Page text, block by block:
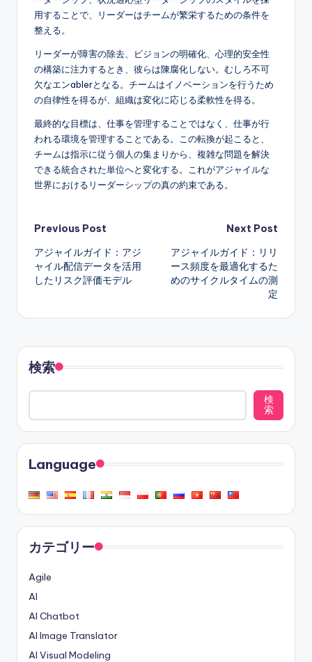
用することで、リーダーはチームが繁栄するための条件を
整える。
リーダーが障害の除去、ビジョンの明確化、心理的安全性
の構築に注力するとき、彼らは陳腐化しない。むしろ不可
欠なエンablerとなる。チームはイノベーションを行うため
の自律性を得るが、組織は変化に応じる柔軟性を得る。
最終的な目標は、仕事を管理することではなく、仕事が行
われる環境を管理することである。この転換が起こると、
チームは指示に従う個人の集まりから、複雑な問題を解決
できる統合された単位へと変化する。これがアジャイルな
世界におけるリーダーシップの真の約束である。
Post
navigation
Previous Post
アジャイルガイド：アジ
ャイル配信データを活用
したリスク評価モデル
Next Post
アジャイルガイド：リリ
ース頻度を最適化するた
めのサイクルタイムの測
定
検索
検
索
Language
カテゴリー
Agile
AI
AI Chatbot
AI Image Translator
AI Visual Modeling